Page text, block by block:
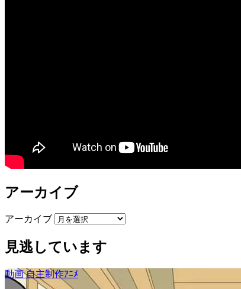
アーカイブ
アーカイブ
見逃しています
動画自主制作ｱﾆﾒ